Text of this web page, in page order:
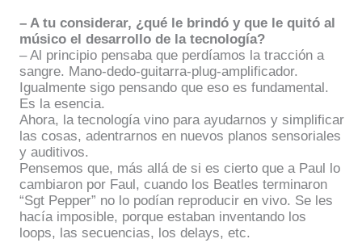
– A tu considerar, ¿qué le brindó y que le quitó al
músico el desarrollo de la tecnología?
– Al principio pensaba que perdíamos la tracción a
sangre. Mano-dedo-guitarra-plug-amplificador.
Igualmente sigo pensando que eso es fundamental.
Es la esencia.
Ahora, la tecnología vino para ayudarnos y simplificar
las cosas, adentrarnos en nuevos planos sensoriales
y auditivos.
Pensemos que, más allá de si es cierto que a Paul lo
cambiaron por Faul, cuando los Beatles terminaron
“Sgt Pepper” no lo podían reproducir en vivo. Se les
hacía imposible, porque estaban inventando los
loops, las secuencias, los delays, etc.